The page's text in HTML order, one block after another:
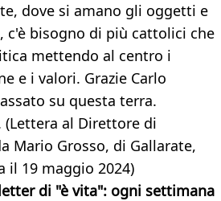
dove si amano gli oggetti e
c'è bisogno di più cattolici che
mettendo al centro i
e i valori. Grazie Carlo
su questa terra.
(Lettera al Direttore di
Mario Grosso, di Gallarate,
il 19 maggio 2024)
di "è vita": ogni settimana